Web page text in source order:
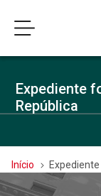
Expediente
República
Início